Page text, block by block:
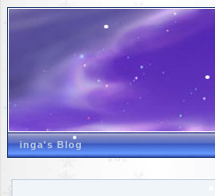
inga's Blog